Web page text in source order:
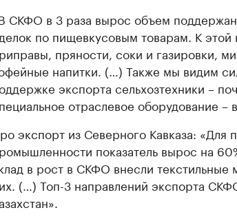
СКФО в 3 раза вырос объем
по пищевкусовым товарам. К этой
пряности, соки и газировки,
напитки. (…) Также мы видим
экспорта сельхозтехники –
отраслевое оборудование –
экспорт из Северного Кавказа: «Для
показатель вырос на
в рост в СКФО внесли текстильные
(…) Топ-3 направлений экспорта